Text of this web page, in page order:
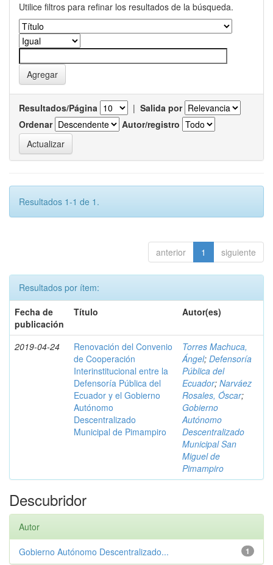
Utilice filtros para refinar los resultados de la búsqueda.
Resultados/Página | Salida por
Ordenar
Autor/registro
Resultados 1-1 de 1.
anterior 1 siguiente
Resultados por ítem:
Fecha de
publicación
Título Autor(es)
2019-04-24
Renovación del Convenio
de Cooperación
Interinstitucional entre la
Defensoría Pública del
Ecuador y el Gobierno
Autónomo
Descentralizado
Municipal de Pimampiro
Torres Machuca,
Ángel; Defensoría
Pública del
Ecuador; Narváez
Rosales, Óscar;
Gobierno
Autónomo
Descentralizado
Municipal San
Miguel de
Pimampiro
Descubridor
Autor
1
Gobierno Autónomo Descentralizado...